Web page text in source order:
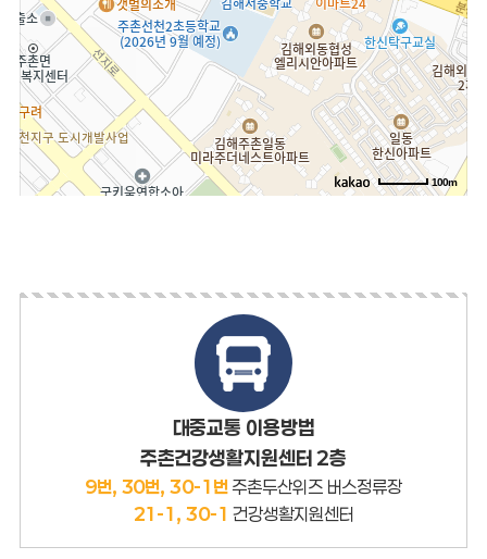
100m
대중교통 이용방법
주촌건강생활지원센터 2층
9번, 30번, 30-1번 주촌두산위즈 버스정류장
21-1, 30-1건강생활지원센터